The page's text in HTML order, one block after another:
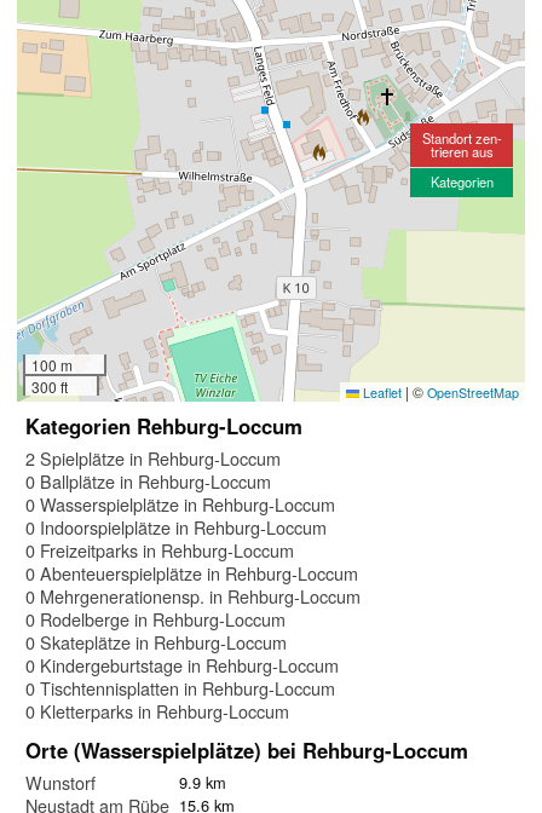
100 m
300 ft
Leaflet | © OpenStreetMap
Standort zen-
trieren aus
Kategorien
Kategorien Rehburg-Loccum
2 Spielplätze in Rehburg-Loccum
0 Ballplätze in Rehburg-Loccum
0 Wasserspielplätze in Rehburg-Loccum
0 Indoorspielplätze in Rehburg-Loccum
0 Freizeitparks in Rehburg-Loccum
0 Abenteuerspielplätze in Rehburg-Loccum
0 Mehrgenerationensp. in Rehburg-Loccum
0 Rodelberge in Rehburg-Loccum
0 Skateplätze in Rehburg-Loccum
0 Kindergeburtstage in Rehburg-Loccum
0 Tischtennisplatten in Rehburg-Loccum
0 Kletterparks in Rehburg-Loccum
Orte (Wasserspielplätze) bei Rehburg-Loccum
Wunstorf 9.9 km
Neustadt am Rübenberge
15.6 km